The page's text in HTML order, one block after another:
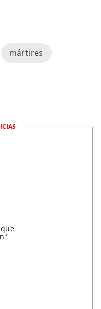
mártires